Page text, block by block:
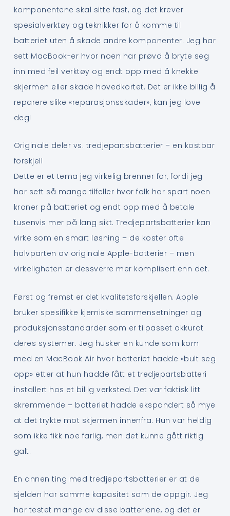
komponentene skal sitte fast, og det krever
spesialverktøy og teknikker for å komme til
batteriet uten å skade andre komponenter. Jeg har
sett MacBook-er hvor noen har prøvd å bryte seg
inn med feil verktøy og endt opp med å knekke
skjermen eller skade hovedkortet. Det er ikke billig å
reparere slike «reparasjonsskader», kan jeg love
deg!
Originale deler vs. tredjepartsbatterier – en kostbar
forskjell
Dette er et tema jeg virkelig brenner for, fordi jeg
har sett så mange tilfeller hvor folk har spart noen
kroner på batteriet og endt opp med å betale
tusenvis mer på lang sikt. Tredjepartsbatterier kan
virke som en smart løsning – de koster ofte
halvparten av originale Apple-batterier – men
virkeligheten er dessverre mer komplisert enn det.
Først og fremst er det kvalitetsforskjellen. Apple
bruker spesifikke kjemiske sammensetninger og
produksjonsstandarder som er tilpasset akkurat
deres systemer. Jeg husker en kunde som kom
med en MacBook Air hvor batteriet hadde «bult seg
opp» etter at hun hadde fått et tredjepartsbatteri
installert hos et billig verksted. Det var faktisk litt
skremmende – batteriet hadde ekspandert så mye
at det trykte mot skjermen innenfra. Hun var heldig
som ikke fikk noe farlig, men det kunne gått riktig
galt.
En annen ting med tredjepartsbatterier er at de
sjelden har samme kapasitet som de oppgir. Jeg
har testet mange av disse batteriene, og det er